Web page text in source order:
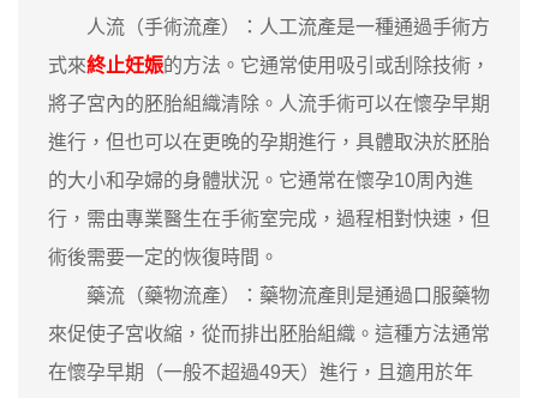
‌人流（手術流產）‌：人工流產是一種通過手術方
式來終止妊娠的方法。它通常使用吸引或刮除技術，
將子宮內的胚胎組織清除。人流手術可以在懷孕早期
進行，但也可以在更晚的孕期進行，具體取決於胚胎
的大小和孕婦的身體狀況。它通常在懷孕10周內進
行，需由專業醫生在手術室完成，過程相對快速，但
術後需要一定的恢復時間。
‌藥流（藥物流產）‌：藥物流產則是通過口服藥物
來促使子宮收縮，從而排出胚胎組織。這種方法通常
在懷孕早期（一般不超過49天）進行，且適用於年